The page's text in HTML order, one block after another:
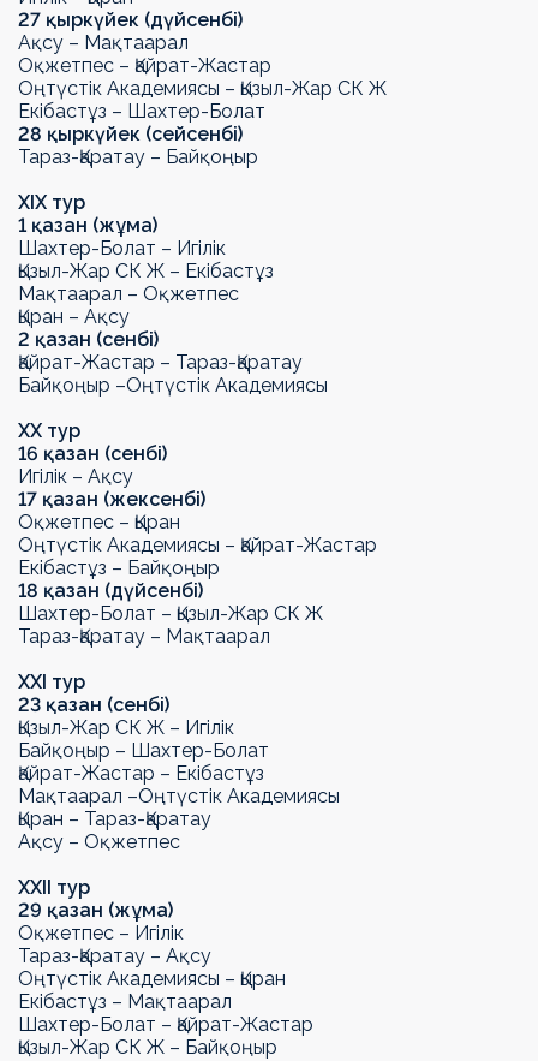
27 қыркүйек (дүйсенбі)
Ақсу – Мақтаарал
Оқжетпес – Қайрат-Жастар
Оңтүстік Академиясы – Қызыл-Жар СК Ж
Екібастұз – Шахтер-Болат
28 қыркүйек (сейсенбі)
Тараз-Қаратау – Байқоңыр
ХIХ тур
1 қазан (жұма)
Шахтер-Болат – Игілік
Қызыл-Жар СК Ж – Екібастұз
Мақтаарал – Оқжетпес
Қыран – Ақсу
2 қазан (сенбі)
Қайрат-Жастар – Тараз-Қаратау
Байқоңыр –Оңтүстік Академиясы
ХХ тур
16 қазан (сенбі)
Игілік – Ақсу
17 қазан (жексенбі)
Оқжетпес – Қыран
Оңтүстік Академиясы – Қайрат-Жастар
Екібастұз – Байқоңыр
18 қазан (дүйсенбі)
Шахтер-Болат – Қызыл-Жар СК Ж
Тараз-Қаратау – Мақтаарал
ХХI тур
23 қазан (сенбі)
Қызыл-Жар СК Ж – Игілік
Байқоңыр – Шахтер-Болат
Қайрат-Жастар – Екібастұз
Мақтаарал –Оңтүстік Академиясы
Қыран – Тараз-Қаратау
Ақсу – Оқжетпес
ХХII тур
29 қазан (жұма)
Оқжетпес – Игілік
Тараз-Қаратау – Ақсу
Оңтүстік Академиясы – Қыран
Екібастұз – Мақтаарал
Шахтер-Болат – Қайрат-Жастар
Қызыл-Жар СК Ж – Байқоңыр